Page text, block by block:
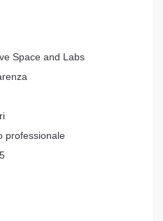
Space and Labs
professionale